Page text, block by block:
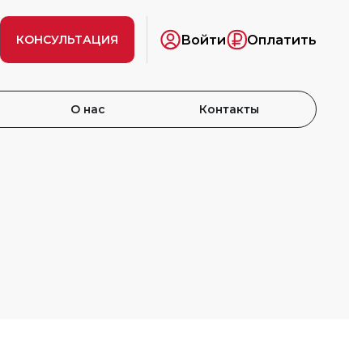
О нас Контакты
КОНСУЛЬТАЦИЯ Войти Оплатить